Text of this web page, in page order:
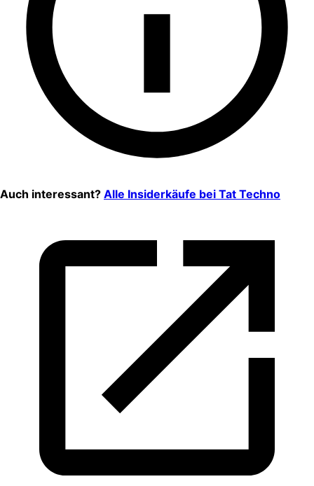
Auch interessant? Alle Insiderkäufe bei Tat Techno